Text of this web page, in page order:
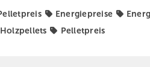
Energiepreise
Holzpellets Pelletpreis